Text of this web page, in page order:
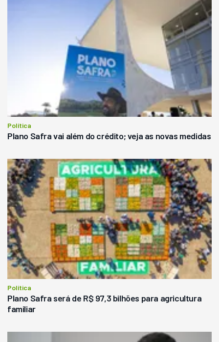
Política
Plano Safra vai além do crédito; veja as novas medidas
Política
Plano Safra será de R$ 97,3 bilhões para agricultura
familiar